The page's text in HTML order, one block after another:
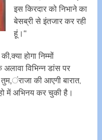
इस किरदार को निभाने का
बेसब्री से इंतजार कर रही
हूं।‘‘
होगा निम्मों
विभिन्न डांस पर
की आएगी बारात,
में अभिनय कर चुकी है।